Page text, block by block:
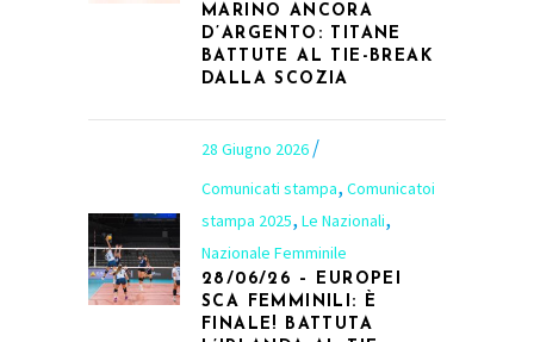
MARINO ANCORA
D’ARGENTO: TITANE
BATTUTE AL TIE-BREAK
DALLA SCOZIA
28 Giugno 2026
Comunicati stampa, Comunicatoi
stampa 2025, Le Nazionali,
Nazionale Femminile
28/06/26 – EUROPEI
SCA FEMMINILI: È
FINALE! BATTUTA